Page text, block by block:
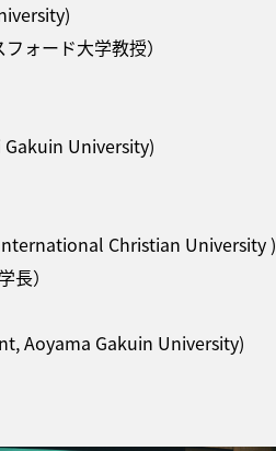
ォード大学教授）
University)
Christian University )
）
Aoyama Gakuin University)